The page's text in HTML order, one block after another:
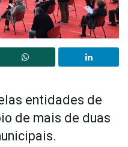
entidades de
de mais de duas